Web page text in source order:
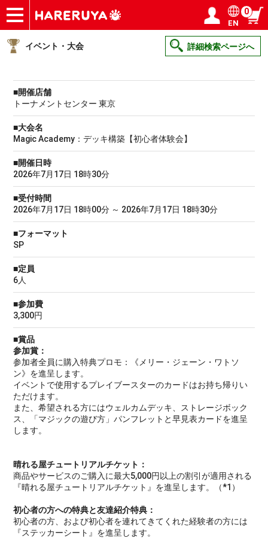
ショップ
買取
記事
デッキ検索
デッキ構築
選手一覧
店舗一覧
イベント
ヘルプ
お問い合わせ ログイン／会員登録
EN
0
イベント・大会 詳細検索ページへ
■開催店舗
トーナメントセンター 東京
■大会名
Magic Academy：デッキ構築【初心者体験会】
■開催日時
2026年7月17日 18時30分
■受付時間
2026年7月17日 18時00分 ～ 2026年7月17日 18時30分
■フォーマット
SP
■定員
6人
■参加費
3,300円
■賞品
参加賞：
参加者全員に購入特典プロモ：《メリー・ジェーン・ワトソ
ン》を進呈します。
イベントで使用するプレイブースターのカードはお持ち帰りい
ただけます。
また、希望される方にはウェルカムデッキ、ストレージボック
ス、「マジックの遊び方」パンフレットと早見表カードを進呈
します。
晴れる屋チュートリアルチケット：
商品やサービスのご購入に最大5,000円以上の割引が適用される
『晴れる屋チュートリアルチケット』を進呈します。（*1）
初心者の方への特典と友達紹介特典：
初心者の方、および初心者を連れてきてくれた経験者の方には
『ステッカーシート』を進呈します。